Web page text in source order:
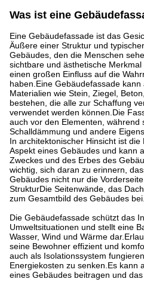
Was ist eine
Eine Gebäudefassade ist das
Äußere einer Struktur und
Gebäudes, den die Menschen
sichtbare und ästhetische
einen großen Einfluss auf die
haben.Eine Gebäudefassade
Materialien wie Stein, Ziegel,
bestehen, die alle zur Schaffung
verwendet werden können.Die
auch vor den Elementen, während
Schalldämmung und andere
In architektonischer Hinsicht ist
Aspekt eines Gebäudes und kann
Zweckes und des Erbes des
wichtig, sich daran zu erinnern,
Gebäudes nicht nur die
StrukturDie Seitenwände, das
zum Gesamtbild des Gebäudes bei.
Die Gebäudefassade schützt das
Umweltsituationen und stellt eine
Wasser, Wind und Wärme
seine Bewohner effizient und
auch als Isolationssystem
Energiekosten zu senken.Es kann
eines Gebäudes beitragen und